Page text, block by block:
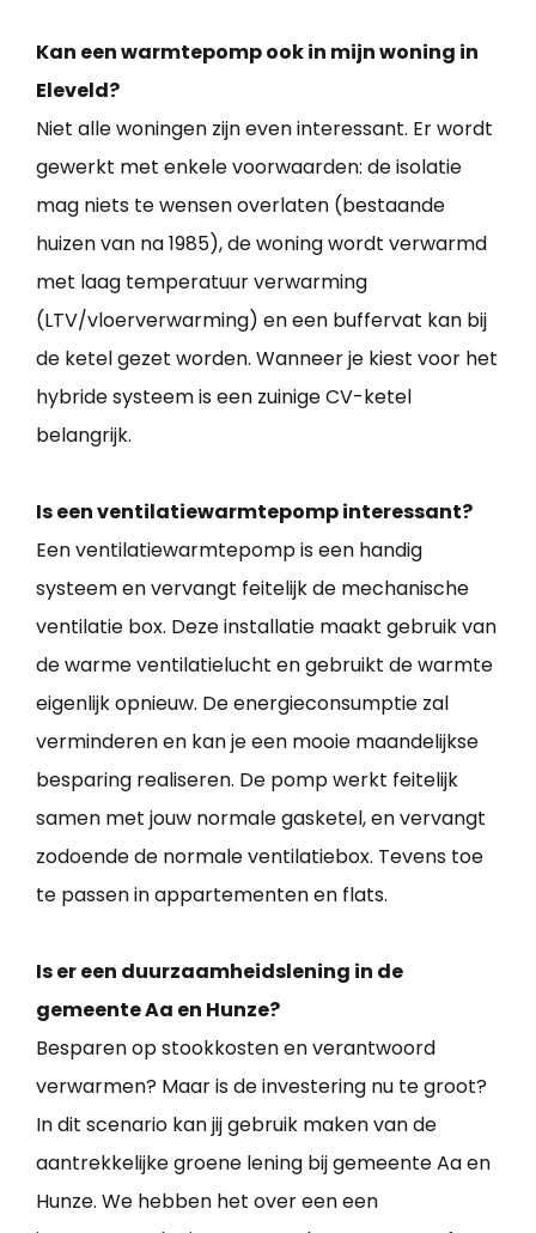
Kan een warmtepomp ook in mijn woning in
Eleveld?
Niet alle woningen zijn even interessant. Er wordt
gewerkt met enkele voorwaarden: de isolatie
mag niets te wensen overlaten (bestaande
huizen van na 1985), de woning wordt verwarmd
met laag temperatuur verwarming
(LTV/vloerverwarming) en een buffervat kan bij
de ketel gezet worden. Wanneer je kiest voor het
hybride systeem is een zuinige CV-ketel
belangrijk.
Is een ventilatiewarmtepomp interessant?
Een ventilatiewarmtepomp is een handig
systeem en vervangt feitelijk de mechanische
ventilatie box. Deze installatie maakt gebruik van
de warme ventilatielucht en gebruikt de warmte
eigenlijk opnieuw. De energieconsumptie zal
verminderen en kan je een mooie maandelijkse
besparing realiseren. De pomp werkt feitelijk
samen met jouw normale gasketel, en vervangt
zodoende de normale ventilatiebox. Tevens toe
te passen in appartementen en flats.
Is er een duurzaamheidslening in de
gemeente Aa en Hunze?
Besparen op stookkosten en verantwoord
verwarmen? Maar is de investering nu te groot?
In dit scenario kan jij gebruik maken van de
aantrekkelijke groene lening bij gemeente Aa en
Hunze. We hebben het over een een